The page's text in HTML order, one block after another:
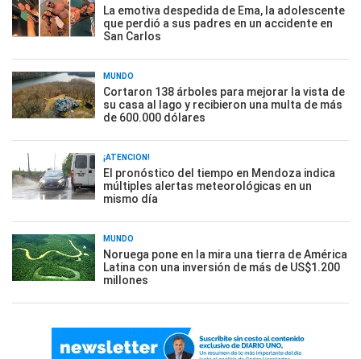
La emotiva despedida de Ema, la adolescente
que perdió a sus padres en un accidente en
San Carlos
MUNDO
Cortaron 138 árboles para mejorar la vista de
su casa al lago y recibieron una multa de más
de 600.000 dólares
¡ATENCIÓN!
El pronóstico del tiempo en Mendoza indica
múltiples alertas meteorológicas en un
mismo día
MUNDO
Noruega pone en la mira una tierra de América
Latina con una inversión de más de US$1.200
millones